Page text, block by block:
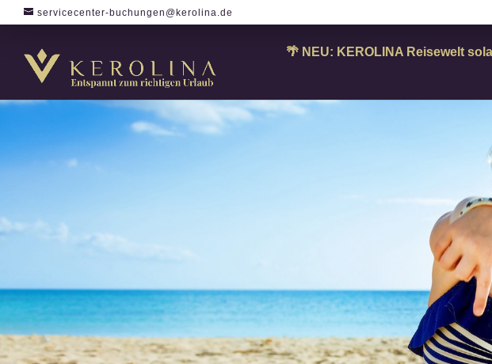
servicecenter-buchungen@kerolina.de
🌴 NEU: KEROLINA Reisewelt